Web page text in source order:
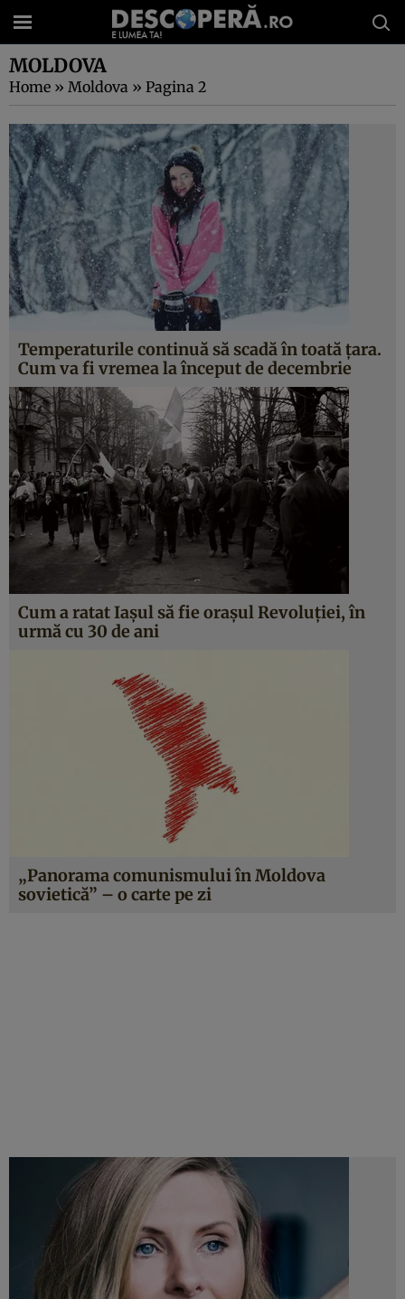
MOLDOVA
Home » Moldova » Pagina 2
Temperaturile continuă să scadă în toată țara.
Cum va fi vremea la început de decembrie
Cum a ratat Iaşul să fie oraşul Revoluţiei, în
urmă cu 30 de ani
„Panorama comunismului în Moldova
sovietică” – o carte pe zi